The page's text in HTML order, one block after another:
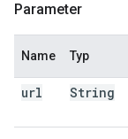
Parameter
Name Typ
url String